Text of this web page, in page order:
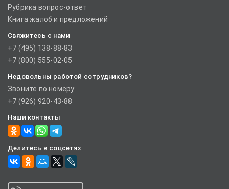
Рубрика вопрос-ответ
Книга жалоб и предложений
Свяжитесь с нами
+7 (495) 138-88-83
+7 (800) 555-02-05
Недовольны работой сотрудников?
Звоните по номеру:
+7 (926) 920-43-88
Наши контакты
Делитесь в соцсетях